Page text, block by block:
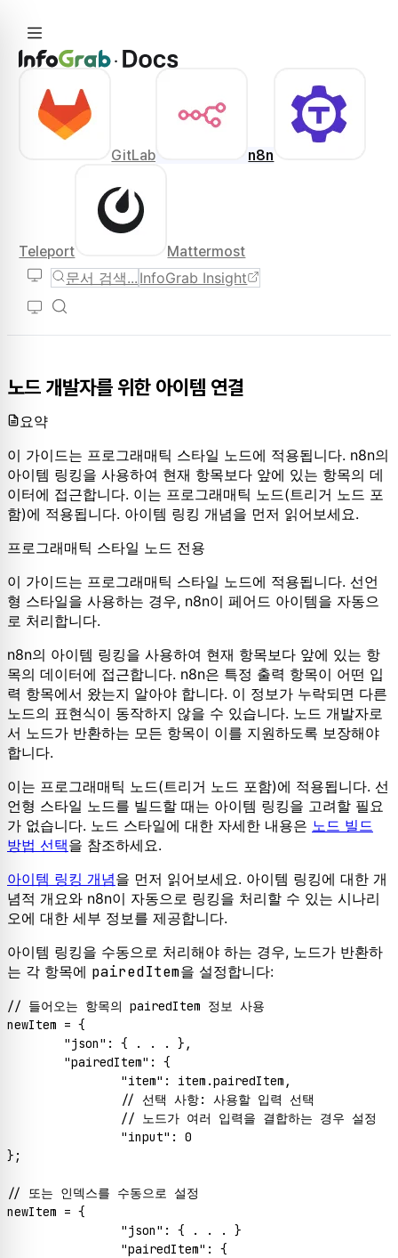
GitLab n8n
Teleport Mattermost
문서 검색... InfoGrab Insight
노드 개발자를 위한 아이템 연결
요약
이 가이드는 프로그래매틱 스타일 노드에 적용됩니다. n8n의
아이템 링킹을 사용하여 현재 항목보다 앞에 있는 항목의 데
이터에 접근합니다. 이는 프로그래매틱 노드(트리거 노드 포
함)에 적용됩니다. 아이템 링킹 개념을 먼저 읽어보세요.
프로그래매틱 스타일 노드 전용
이 가이드는 프로그래매틱 스타일 노드에 적용됩니다. 선언
형 스타일을 사용하는 경우, n8n이 페어드 아이템을 자동으
로 처리합니다.
n8n의 아이템 링킹을 사용하여 현재 항목보다 앞에 있는 항
목의 데이터에 접근합니다. n8n은 특정 출력 항목이 어떤 입
력 항목에서 왔는지 알아야 합니다. 이 정보가 누락되면 다른
노드의 표현식이 동작하지 않을 수 있습니다. 노드 개발자로
서 노드가 반환하는 모든 항목이 이를 지원하도록 보장해야
합니다.
이는 프로그래매틱 노드(트리거 노드 포함)에 적용됩니다. 선
언형 스타일 노드를 빌드할 때는 아이템 링킹을 고려할 필요
가 없습니다. 노드 스타일에 대한 자세한 내용은 노드 빌드
방법 선택을 참조하세요.
아이템 링킹 개념을 먼저 읽어보세요. 아이템 링킹에 대한 개
념적 개요와 n8n이 자동으로 링킹을 처리할 수 있는 시나리
오에 대한 세부 정보를 제공합니다.
아이템 링킹을 수동으로 처리해야 하는 경우, 노드가 반환하
는 각 항목에 pairedItem을 설정합니다:
// 들어오는 항목의 pairedItem 정보 사용
newItem = {
"json" : { . . . },
"pairedItem" : {
"item" : item.pairedItem ,
// 선택 사항: 사용할 입력 선택
// 노드가 여러 입력을 결합하는 경우 설정
"input" : 0
};
// 또는 인덱스를 수동으로 설정
newItem = {
"json" : { . . . }
"pairedItem" : {